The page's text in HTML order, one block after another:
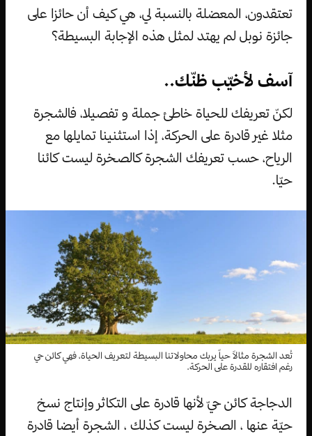
تعتقدون، المعضلة بالنسبة لي، هي كيف أن حائزا على
جائزة نوبل لم يهتد لمثل هذه الإجابة البسيطة؟
آسف لأخيّب ظنّك..
لكنّ تعريفك للحياة خاطئ جملة و تفصيلا، فالشجرة
مثلا غير قادرة على الحركة، إذا استثنينا تمايلها مع
الرياح، حسب تعريفك الشجرة كالصخرة ليست كائنا
حيّا.
تُعد الشجرة مثالاً حياً يربك محاولاتنا البسيطة لتعريف الحياة، فهي كائن حي
رغم افتقاره للقدرة على الحركة.
الدجاجة كائن حيّ لأنها قادرة على التكاثر وإنتاج نسخ
حيّة عنها ، الصخرة ليست كذلك ، الشجرة أيضا قادرة